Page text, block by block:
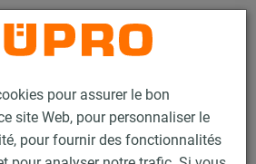
pour assurer le bon
site Web, pour personnaliser le
pour fournir des fonctionnalités
Contact